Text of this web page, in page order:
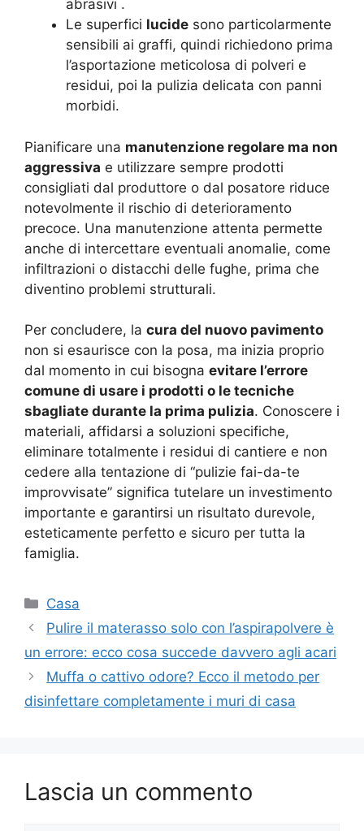
abrasivi .
Le superfici lucide sono particolarmente
sensibili ai graffi, quindi richiedono prima
l’asportazione meticolosa di polveri e
residui, poi la pulizia delicata con panni
morbidi.
Pianificare una manutenzione regolare ma non
aggressiva e utilizzare sempre prodotti
consigliati dal produttore o dal posatore riduce
notevolmente il rischio di deterioramento
precoce. Una manutenzione attenta permette
anche di intercettare eventuali anomalie, come
infiltrazioni o distacchi delle fughe, prima che
diventino problemi strutturali.
Per concludere, la cura del nuovo pavimento
non si esaurisce con la posa, ma inizia proprio
dal momento in cui bisogna evitare l’errore
comune di usare i prodotti o le tecniche
sbagliate durante la prima pulizia. Conoscere i
materiali, affidarsi a soluzioni specifiche,
eliminare totalmente i residui di cantiere e non
cedere alla tentazione di “pulizie fai-da-te
improvvisate” significa tutelare un investimento
importante e garantirsi un risultato durevole,
esteticamente perfetto e sicuro per tutta la
famiglia.
Categorie
Casa
Pulire il materasso solo con l’aspirapolvere è
un errore: ecco cosa succede davvero agli acari
Muffa o cattivo odore? Ecco il metodo per
disinfettare completamente i muri di casa
Lascia un commento